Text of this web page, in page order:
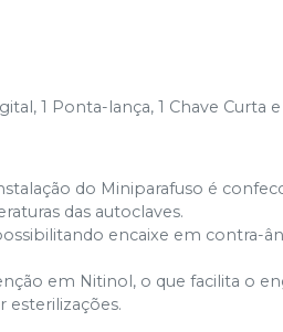
1 Ponta-lança, 1 Chave Curta
do Miniparafuso é
das autoclaves.
encaixe em contra-
em Nitinol, o que facilita o
esterilizações.